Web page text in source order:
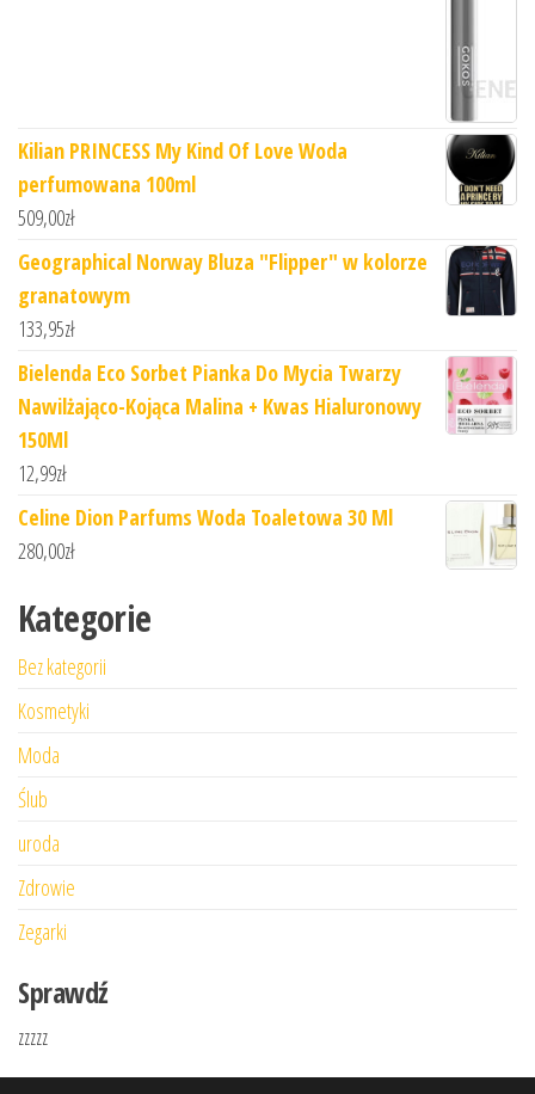
Kilian PRINCESS My Kind Of Love Woda
perfumowana 100ml
509,00zł
Geographical Norway Bluza "Flipper" w kolorze
granatowym
133,95zł
Bielenda Eco Sorbet Pianka Do Mycia Twarzy
Nawilżająco-Kojąca Malina + Kwas Hialuronowy
150Ml
12,99zł
Celine Dion Parfums Woda Toaletowa 30 Ml
280,00zł
Kategorie
Bez kategorii
Kosmetyki
Moda
Ślub
uroda
Zdrowie
Zegarki
Sprawdź
zzzzz